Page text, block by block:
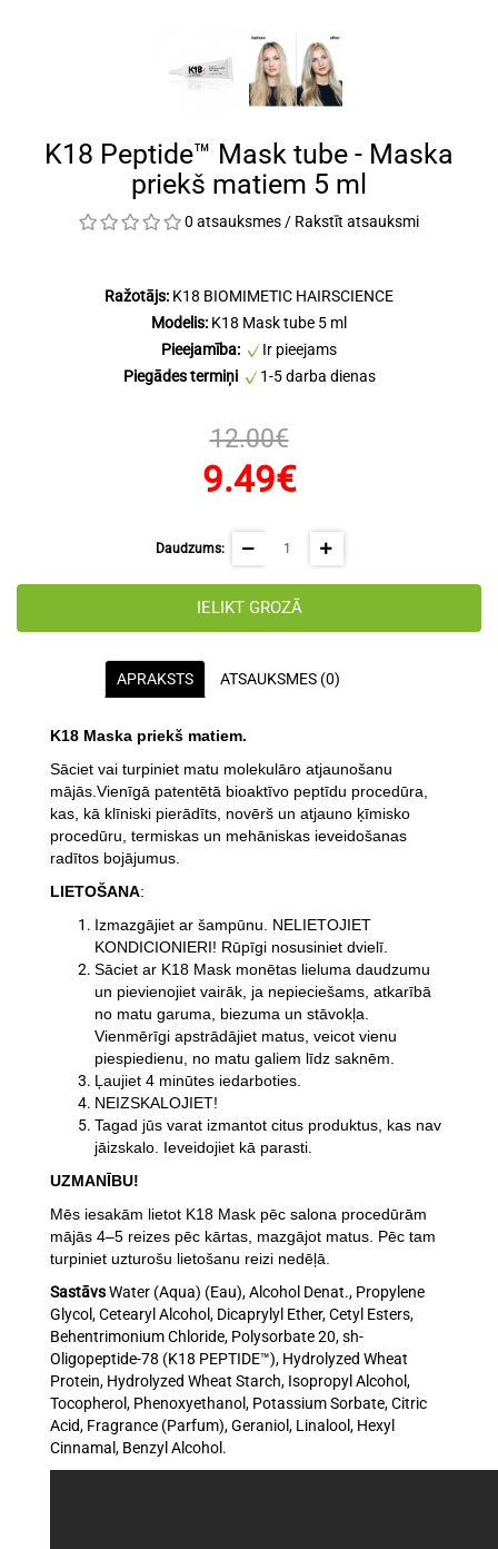
K18 Peptide™ Mask tube - Maska
priekš matiem 5 ml
0 atsauksmes / Rakstīt atsauksmi
Ražotājs: K18 BIOMIMETIC HAIRSCIENCE
Modelis: K18 Mask tube 5 ml
Pieejamība:
Ir pieejams
Piegādes termiņi
1-5 darba dienas
12.00€
9.49€
Daudzums:
IELIKT GROZĀ
APRAKSTS ATSAUKSMES (0)
K18 Maska priekš matiem.
Sāciet vai turpiniet matu molekulāro atjaunošanu
mājās. Vienīgā patentētā bioaktīvo peptīdu procedūra,
kas, kā klīniski pierādīts, novērš un atjauno ķīmisko
procedūru, termiskas un mehāniskas ieveidošanas
radītos bojājumus.
LIETOŠANA:
Izmazgājiet ar šampūnu. NELIETOJIET
KONDICIONIERI! Rūpīgi nosusiniet dvielī.
Sāciet ar K18 Mask monētas lieluma daudzumu
un pievienojiet vairāk, ja nepieciešams, atkarībā
no matu garuma, biezuma un stāvokļa.
Vienmērīgi apstrādājiet matus, veicot vienu
piespiedienu, no matu galiem līdz saknēm.
Ļaujiet 4 minūtes iedarboties.
NEIZSKALOJIET!
Tagad jūs varat izmantot citus produktus, kas nav
jāizskalo. Ieveidojiet kā parasti.
UZMANĪBU!
Mēs iesakām lietot K18 Mask pēc salona procedūrām
mājās 4–5 reizes pēc kārtas, mazgājot matus. Pēc tam
turpiniet uzturošu lietošanu reizi nedēļā.
SastāvsWater (Aqua) (Eau), Alcohol Denat., Propylene
Glycol, Cetearyl Alcohol, Dicaprylyl Ether, Cetyl Esters,
Behentrimonium Chloride, Polysorbate 20, sh-
Oligopeptide-78 (K18 PEPTIDE™), Hydrolyzed Wheat
Protein, Hydrolyzed Wheat Starch, Isopropyl Alcohol,
Tocopherol, Phenoxyethanol, Potassium Sorbate, Citric
Acid, Fragrance (Parfum), Geraniol, Linalool, Hexyl
Cinnamal, Benzyl Alcohol.